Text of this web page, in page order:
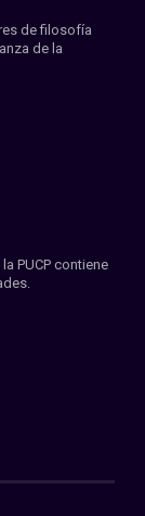
de filosofía
de la
PUCP contiene